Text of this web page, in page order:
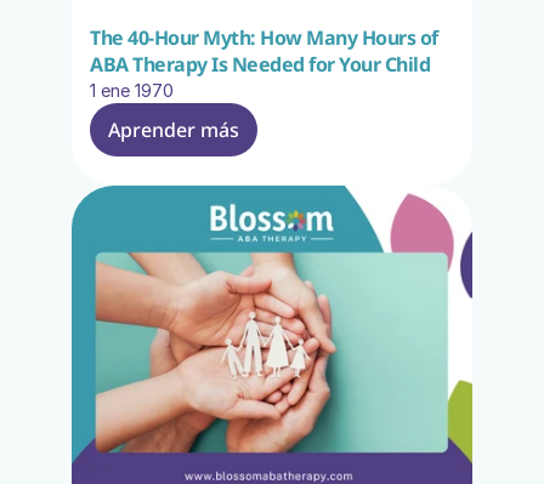
The 40-Hour Myth: How Many Hours of
ABA Therapy Is Needed for Your Child
1 ene 1970
Aprender más